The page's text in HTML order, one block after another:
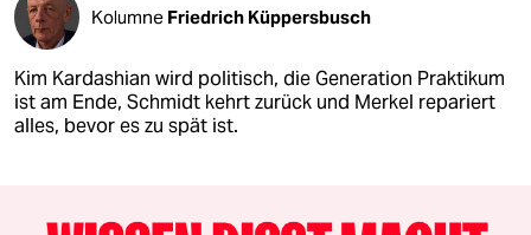
Kolumne Friedrich Küppersbusch
Kim Kardashian wird politisch, die Generation Praktikum
ist am Ende, Schmidt kehrt zurück und Merkel repariert
alles, bevor es zu spät ist.